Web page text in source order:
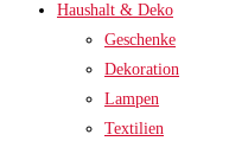
Haushalt & Deko
Geschenke
Dekoration
Lampen
Textilien